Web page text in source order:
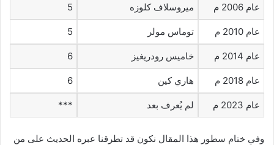
عام 2006 م ميروسلاف كلوزه 5
عام 2010 م توماس مولر 5
عام 2014 م خاميس رودريغيز 6
عام 2018 م هاري كين 6
عام 2023 م لم يُعرف بعد ***
وفي ختام سطور هذا المقال نكون قد تطرقنا عبره الحديث على من